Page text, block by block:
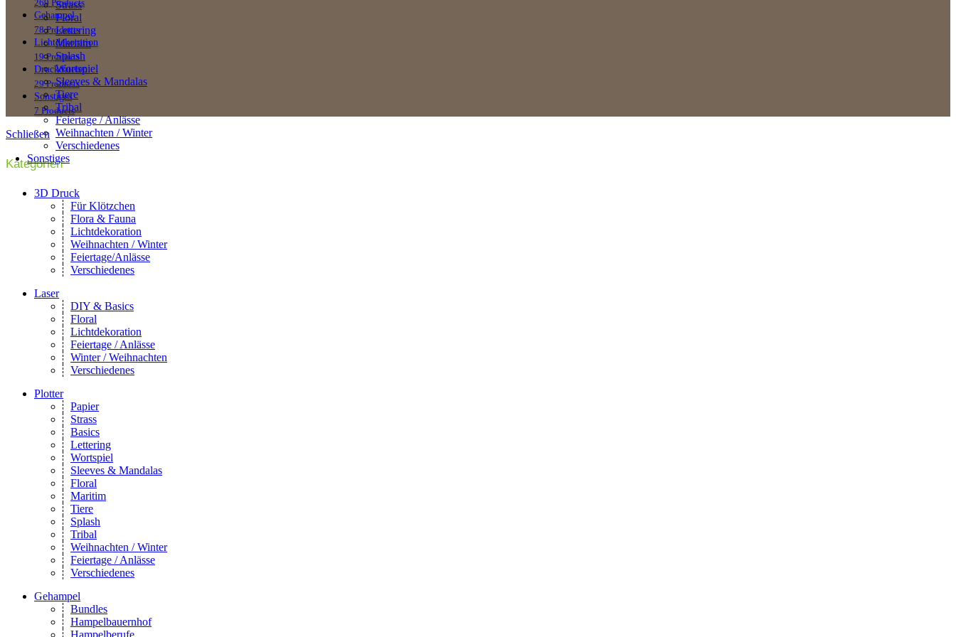
Strass
Floral
Lettering
Maritim
Splash
Wortspiel
Sleeves & Mandalas
Tiere
Tribal
Feiertage / Anlässe
Weihnachten / Winter
Verschiedenes
Sonstiges
269 Products
Gehampel
78 Products
Lichtdekoration
19 Products
Druckdateien
29 Products
Sonstiges
7 Products
Schließen
Kategorien
3D Druck
Für Klötzchen
Flora & Fauna
Lichtdekoration
Weihnachten / Winter
Feiertage/Anlässe
Verschiedenes
Laser
DIY & Basics
Floral
Lichtdekoration
Feiertage / Anlässe
Winter / Weihnachten
Verschiedenes
Plotter
Papier
Strass
Basics
Lettering
Wortspiel
Sleeves & Mandalas
Floral
Maritim
Tiere
Splash
Tribal
Weihnachten / Winter
Feiertage / Anlässe
Verschiedenes
Gehampel
Bundles
Hampelbauernhof